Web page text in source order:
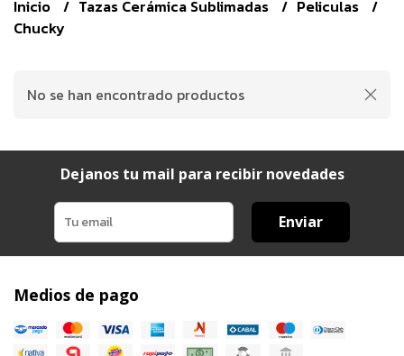
Inicio Tazas Cerámica Sublimadas
Peliculas
Chucky
No se han encontrado productos
Dejanos tu mail para recibir novedades
Enviar
Medios de pago